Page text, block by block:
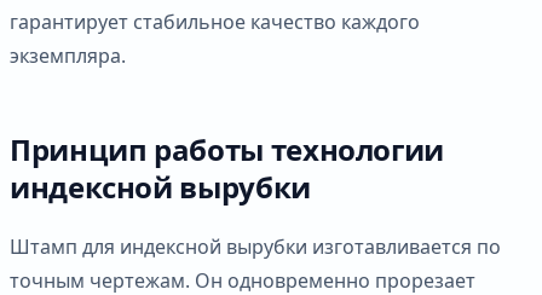
гарантирует стабильное качество каждого
экземпляра.
Принцип работы технологии
индексной вырубки
Штамп для индексной вырубки изготавливается по
точным чертежам. Он одновременно прорезает